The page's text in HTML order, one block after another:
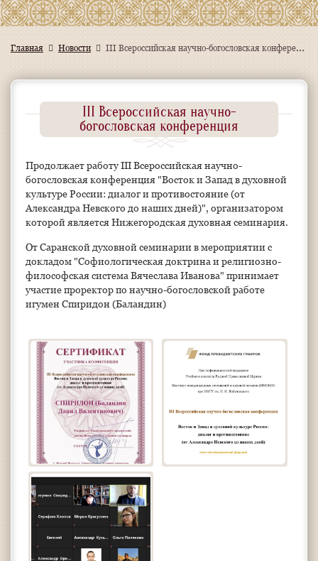
Главная Новости I
II Всероссийская научно-богословская конференция
III Всероссийская научно-
богословская конференция
Продолжает работу III Всероссийская научно-
богословская конференция "Восток и Запад в духовной
культуре России: диалог и противостояние (от
Александра Невского до наших дней)", организатором
которой является Нижегородская духовная семинария.
От Саранской духовной семинарии в мероприятии с
докладом "Софиологическая доктрина и религиозно-
философская система Вячеслава Иванова" принимает
участие проректор по научно-богословской работе
игумен Спиридон (Баландин)